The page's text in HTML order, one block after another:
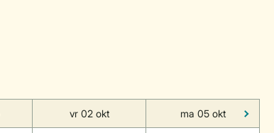
vr 02 okt ma 05 okt